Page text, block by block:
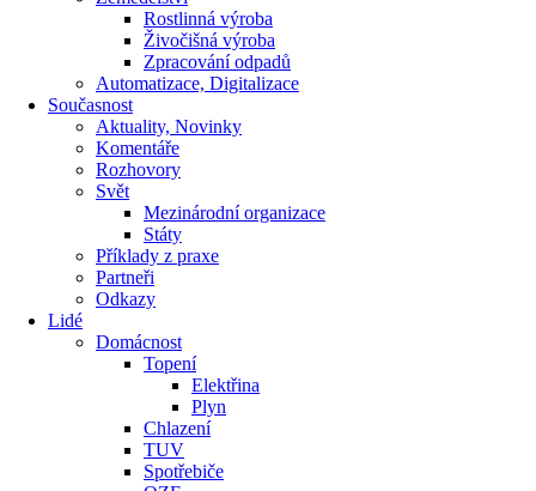
Rostlinná výroba
Živočišná výroba
Zpracování odpadů
Automatizace, Digitalizace
Současnost
Aktuality, Novinky
Komentáře
Rozhovory
Svět
Mezinárodní organizace
Státy
Příklady z praxe
Partneři
Odkazy
Lidé
Domácnost
Topení
Elektřina
Plyn
Chlazení
TUV
Spotřebiče